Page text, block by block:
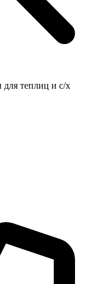
теплиц и с/х